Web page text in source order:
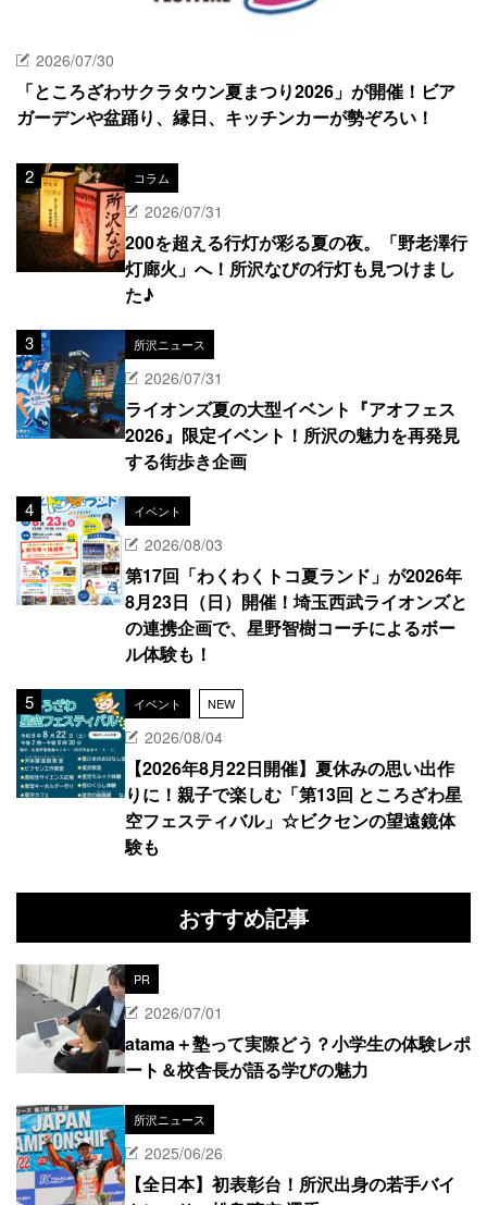
2026/07/30
「ところざわサクラタウン夏まつり2026」が開催！ビア
ガーデンや盆踊り、縁日、キッチンカーが勢ぞろい！
コラム
2026/07/31
200を超える行灯が彩る夏の夜。「野老澤行
灯廊火」へ！所沢なびの行灯も見つけまし
た♪
所沢ニュース
2026/07/31
ライオンズ夏の大型イベント『アオフェス
2026』限定イベント！所沢の魅力を再発見
する街歩き企画
イベント
2026/08/03
第17回「わくわくトコ夏ランド」が2026年
8月23日（日）開催！埼玉西武ライオンズと
の連携企画で、星野智樹コーチによるボー
ル体験も！
イベント NEW
2026/08/04
【2026年8月22日開催】夏休みの思い出作
りに！親子で楽しむ「第13回 ところざわ星
空フェスティバル」☆ビクセンの望遠鏡体
験も
おすすめ記事
PR
2026/07/01
atama＋塾って実際どう？小学生の体験レポ
ート＆校舎長が語る学びの魅力
所沢ニュース
2025/06/26
【全日本】初表彰台！所沢出身の若手バイ